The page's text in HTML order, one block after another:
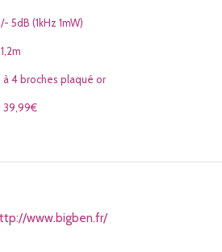
5dB (1kHz 1mW)
4 broches plaqué or
39,99€
www.bigben.fr/